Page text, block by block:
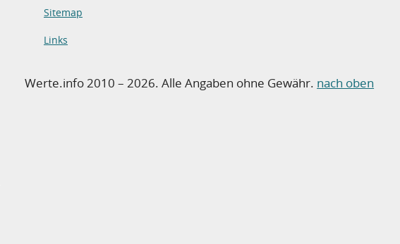
Sitemap
Links
Werte.info 2010 – 2026. Alle Angaben ohne Gewähr. nach oben